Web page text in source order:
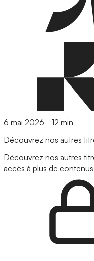
6 mai 2026 - 12 min
Découvrez nos autres
Découvrez nos autres
accès à plus de